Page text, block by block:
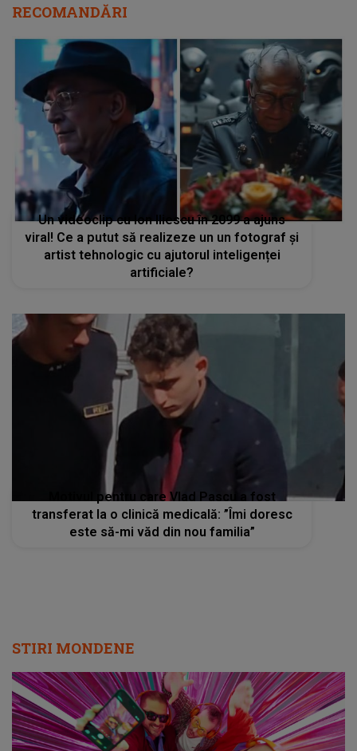
RECOMANDĂRI
Un videoclip cu Ion Iliescu în 2099 a ajuns
viral! Ce a putut să realizeze un un fotograf și
artist tehnologic cu ajutorul inteligenței
artificiale?
Motivul pentru care Vlad Pascu a fost
transferat la o clinică medicală: ”Îmi doresc
este să-mi văd din nou familia”
STIRI MONDENE